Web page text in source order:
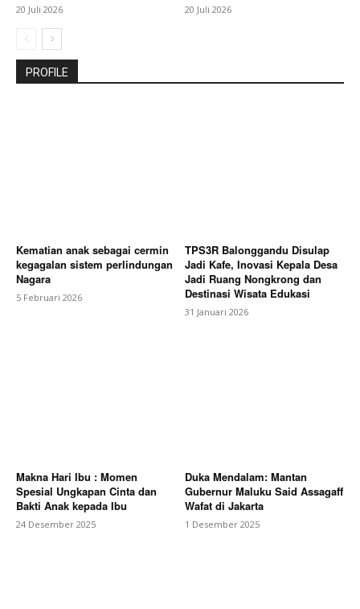
20 Juli 2026 20 Juli 2026
PROFILE
Kematian anak sebagai cermin
kegagalan sistem perlindungan
Nagara
5 Februari 2026
TPS3R Balonggandu Disulap
Jadi Kafe, Inovasi Kepala Desa
Jadi Ruang Nongkrong dan
Destinasi Wisata Edukasi
31 Januari 2026
Makna Hari Ibu : Momen
Spesial Ungkapan Cinta dan
Bakti Anak kepada Ibu
24 Desember 2025
Duka Mendalam: Mantan
Gubernur Maluku Said Assagaff
Wafat di Jakarta
1 Desember 2025